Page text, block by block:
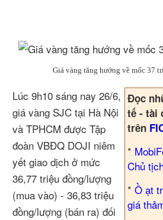
Giá vàng tăng hướng về mốc 37
Đọc
tế - tài
trên
*
Chủ
* Ồ ạt
giá
Lúc 9h10 sáng nay 26/6,
giá vàng SJC tại Hà Nội
và TPHCM được Tập
đoàn VBĐQ DOJI niêm
yết giao dịch ở mức
36,77 triệu đồng/lượng
(mua vào) - 36,83 triệu
đồng/lượng (bán ra) đối